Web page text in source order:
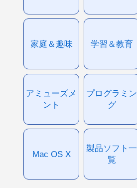
家庭＆趣味 学習＆教育
アミューズメ
ント
プログラミン
グ
Mac OS X
製品ソフト一
覧